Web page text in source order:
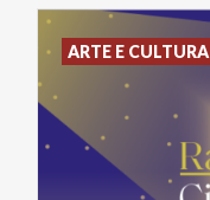
ARTE E CULTURA